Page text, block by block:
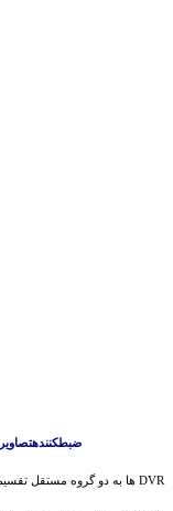
ضبطكنندهتصاوير
DVR ها به دو گروه مستقل تقسيم مي شوند ( Stand Alone ). و مبتني بر كامپيوتر ( PC Base) در